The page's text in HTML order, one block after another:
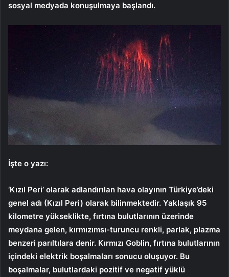
sosyal medyada konuşulmaya başlandı.
İşte o yazı:
‘Kızıl Peri’ olarak adlandırılan hava olayının Türkiye’deki
genel adı (Kızıl Peri) olarak bilinmektedir. Yaklaşık 95
kilometre yükseklikte, fırtına bulutlarının üzerinde
meydana gelen, kırmızımsı-turuncu renkli, parlak, plazma
benzeri parıltılara denir. Kırmızı Goblin, fırtına bulutlarının
içindeki elektrik boşalmaları sonucu oluşuyor. Bu
boşalmalar, bulutlardaki pozitif ve negatif yüklü